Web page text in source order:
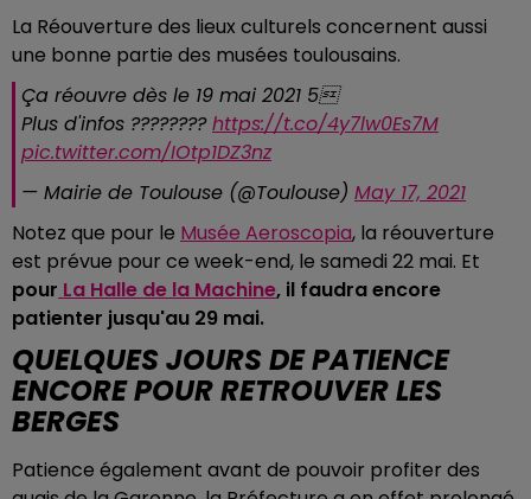
La Réouverture des lieux culturels concernent aussi
une bonne partie des musées toulousains.
Ça réouvre dès le 19 mai 2021 5
Plus d'infos ????????https://t.co/4y7lw0Es7M
pic.twitter.com/IOtp1DZ3nz
— Mairie de Toulouse (@Toulouse) May 17, 2021
Notez que pour le Musée Aeroscopia, la réouverture
est prévue pour ce week-end, le samedi 22 mai. Et
pour La Halle de la Machine, il faudra encore
patienter jusqu'au 29 mai.
QUELQUES JOURS DE PATIENCE
ENCORE POUR RETROUVER LES
BERGES
Patience également avant de pouvoir profiter des